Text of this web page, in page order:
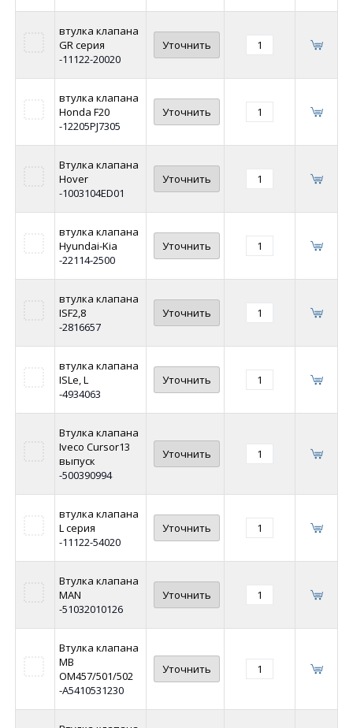
втулка клапана
GR серия
-11122-20020
Уточнить
втулка клапана
Honda F20
-12205PJ7305
Уточнить
Втулка клапана
Hover
-1003104ED01
Уточнить
втулка клапана
Hyundai-Kia
-22114-2500
Уточнить
втулка клапана
ISF2,8
-2816657
Уточнить
втулка клапана
ISLe, L
-4934063
Уточнить
Втулка клапана
Iveco Cursor13
выпуск
-500390994
Уточнить
втулка клапана
L серия
-11122-54020
Уточнить
Втулка клапана
MAN
-51032010126
Уточнить
Втулка клапана
MB
OM457/501/502
-A5410531230
Уточнить